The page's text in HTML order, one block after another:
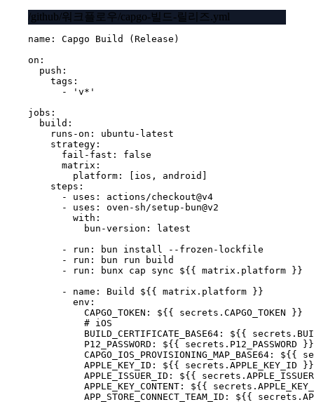
/github/워크플로우/capgo-빌드-릴리즈.yml
name : Capgo Build (Release)
on :
push :
tags :
-
'v*'
jobs :
build :
runs-on : ubuntu-latest
strategy :
fail-fast : false
matrix :
platform : [ ios , android
steps :
- uses : actions/checkout@v4
- uses : oven-sh/setup-bun@v2
with :
bun-version :
latest
-
run :
bun install --frozen-lockfile
-
run :
bun run build
-
run :
bunx cap sync ${{ matrix.platform }}
- name : Build ${{ matrix.platform }}
env :
CAPGO_TOKEN : ${{ secrets.CAPGO_TOKEN }}
# iOS
BUILD_CERTIFICATE_BASE64 : ${{
P12_PASSWORD : ${{ secrets.P12_PASSWORD }}
CAPGO_IOS_PROVISIONING_MAP_BASE64 : ${{
APPLE_KEY_ID : ${{ secrets.APPLE_KEY_ID }}
APPLE_ISSUER_ID : ${{
APPLE_KEY_CONTENT : ${{
APP_STORE_CONNECT_TEAM_ID : ${{